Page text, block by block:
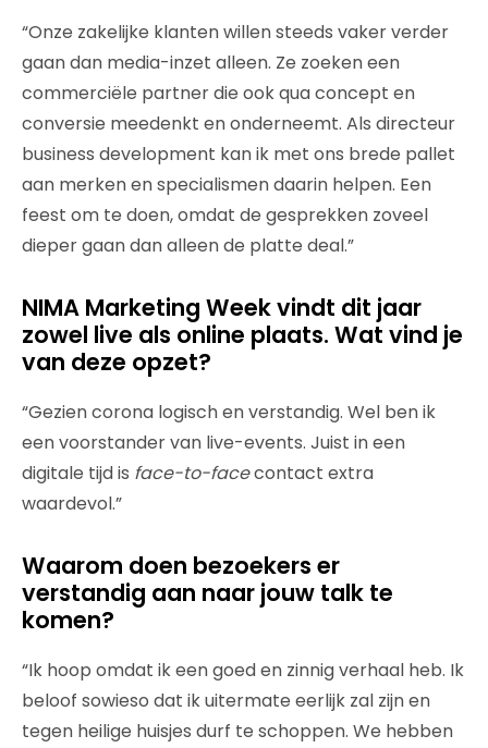
“Onze zakelijke klanten willen steeds vaker verder
gaan dan media-inzet alleen. Ze zoeken een
commerciële partner die ook qua concept en
conversie meedenkt en onderneemt. Als directeur
business development kan ik met ons brede pallet
aan merken en specialismen daarin helpen. Een
feest om te doen, omdat de gesprekken zoveel
dieper gaan dan alleen de platte deal.”
NIMA Marketing Week vindt dit jaar
zowel live als online plaats. Wat vind je
van deze opzet?
“Gezien corona logisch en verstandig. Wel ben ik
een voorstander van live-events. Juist in een
digitale tijd is face-to-facecontact extra
waardevol.”
Waarom doen bezoekers er
verstandig aan naar jouw talk te
komen?
“Ik hoop omdat ik een goed en zinnig verhaal heb. Ik
beloof sowieso dat ik uitermate eerlijk zal zijn en
tegen heilige huisjes durf te schoppen. We hebben